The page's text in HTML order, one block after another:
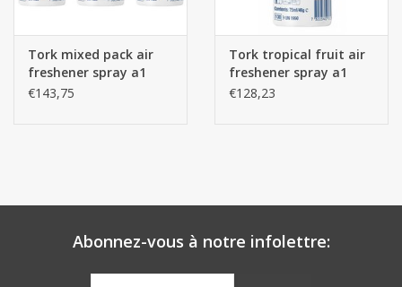
Tork mixed pack air
freshener spray a1
236056
€143,75
Tork tropical fruit air
freshener spray a1
236051
€128,23
Abonnez-vous à notre infolettre: